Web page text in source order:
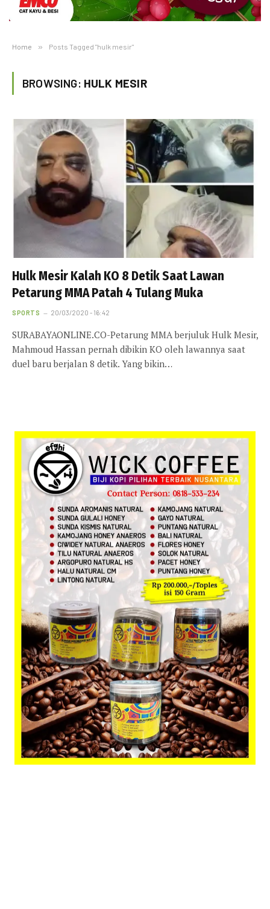
Home » Posts Tagged "hulk mesir"
BROWSING: HULK MESIR
Hulk Mesir Kalah KO 8 Detik Saat Lawan
Petarung MMA Patah 4 Tulang Muka
SPORTS 20/03/2020 - 16:42
SURABAYAONLINE.CO-Petarung MMA berjuluk Hulk Mesir,
Mahmoud Hassan pernah dibikin KO oleh lawannya saat
duel baru berjalan 8 detik. Yang bikin…